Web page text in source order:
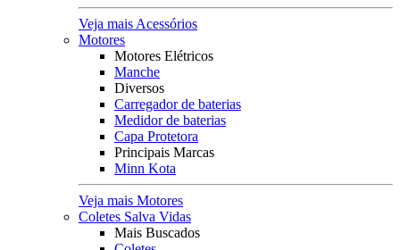
Veja mais Acessórios
Motores
Motores Elétricos
Manche
Diversos
Carregador de baterias
Medidor de baterias
Capa Protetora
Principais Marcas
Minn Kota
Veja mais Motores
Coletes Salva Vidas
Mais Buscados